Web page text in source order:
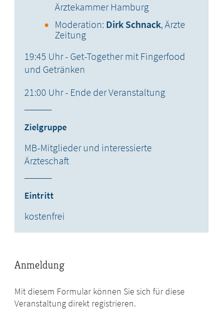
Ärztekammer Hamburg
Moderation: Dirk Schnack, Ärzte
Zeitung
19:45 Uhr - Get-Together mit Fingerfood
und Getränken
21:00 Uhr - Ende der Veranstaltung
Zielgruppe
MB-Mitglieder und interessierte
Ärzteschaft
Eintritt
kostenfrei
Anmeldung
Mit diesem Formular können Sie sich für diese
Veranstaltung direkt registrieren.